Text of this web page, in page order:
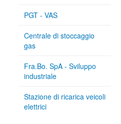
PGT - VAS
Centrale di stoccaggio
gas
Fra.Bo. SpA - Sviluppo
industriale
Stazione di ricarica veicoli
elettrici